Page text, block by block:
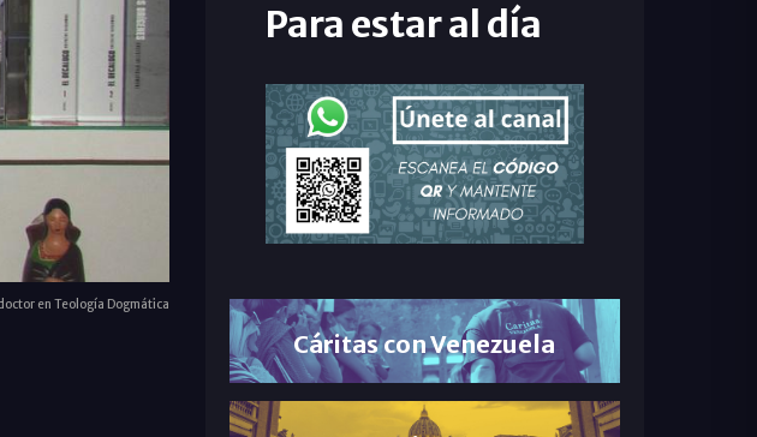
en Teología Dogmática
Para estar al día
Cáritas con Venezuela